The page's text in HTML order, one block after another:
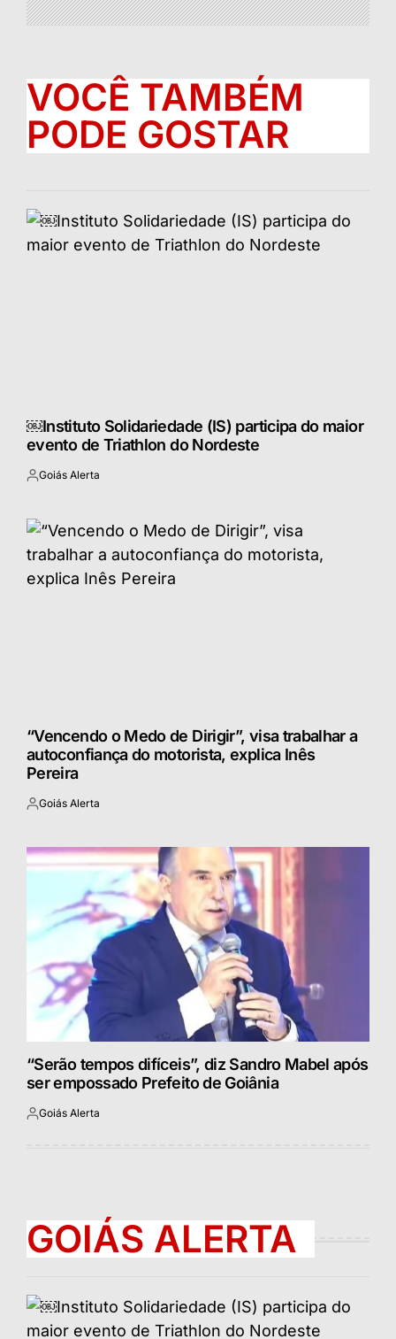
VOCÊ TAMBÉM
PODE GOSTAR
￼Instituto Solidariedade (IS) participa do maior
evento de Triathlon do Nordeste
Postado
Goiás Alerta
“Vencendo o Medo de Dirigir”, visa trabalhar a
autoconfiança do motorista, explica Inês
Pereira
Postado
Goiás Alerta
“Serão tempos difíceis”, diz Sandro Mabel após
ser empossado Prefeito de Goiânia
Postado
Goiás Alerta
GOIÁS ALERTA